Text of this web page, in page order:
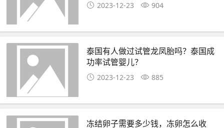
2023-12-23 904
泰国有人做过试管龙凤胎吗？泰国成
功率试管婴儿？
2023-12-23 885
冻结卵子需要多少钱，冻卵怎么收